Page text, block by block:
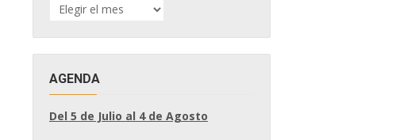
DE
AGENDA
Del 5 de Julio al 4 de Agosto